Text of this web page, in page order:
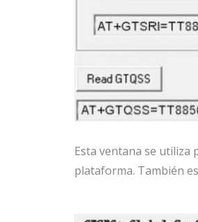
Esta ventana se utiliza
plataforma. También